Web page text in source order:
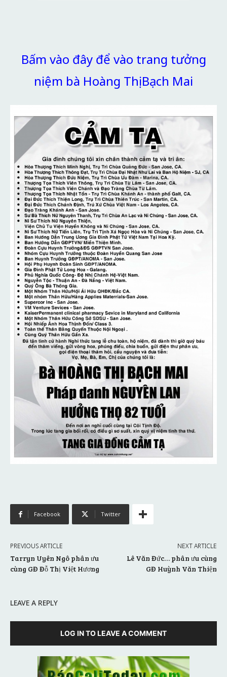
Bấm vào đây để vào trang tưởng
niệm bà Hoàng Thị Bạch Mai
Facebook Twitter
PREVIOUS ARTICLE
Tarryn Uyên Ngô phân ưu
cùng GĐ Đỗ Thị Việt Hương
NEXT ARTICLE
Lê Văn Đức… phân ưu cùng
GĐ Huỳnh Văn Thiện
LEAVE A REPLY
LOG IN TO LEAVE A COMMENT